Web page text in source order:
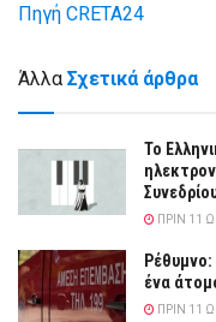
Πηγή CRETA24
Άλλα Σχετικά άρθρα
Το
ΠΡΙΝ 11
Ρέθυμνο:
ένα
ΠΡΙΝ 11